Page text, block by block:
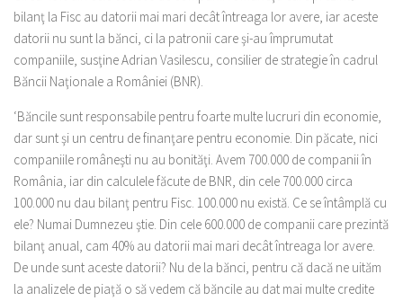
bilanţ la Fisc au datorii mai mari decât întreaga lor avere, iar aceste
datorii nu sunt la bănci, ci la patronii care şi-au împrumutat
companiile, susţine Adrian Vasilescu, consilier de strategie în cadrul
Băncii Naţionale a României (BNR).
‘Băncile sunt responsabile pentru foarte multe lucruri din economie,
dar sunt şi un centru de finanţare pentru economie. Din păcate, nici
companiile româneşti nu au bonităţi. Avem 700.000 de companii în
România, iar din calculele făcute de BNR, din cele 700.000 circa
100.000 nu dau bilanţ pentru Fisc. 100.000 nu există. Ce se întâmplă cu
ele? Numai Dumnezeu ştie. Din cele 600.000 de companii care prezintă
bilanţ anual, cam 40% au datorii mai mari decât întreaga lor avere.
De unde sunt aceste datorii? Nu de la bănci, pentru că dacă ne uităm
la analizele de piaţă o să vedem că băncile au dat mai multe credite